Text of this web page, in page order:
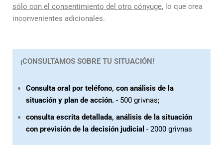
sólo con el consentimiento del otro cónyuge, lo que crea
inconvenientes adicionales.
¡CONSULTAMOS SOBRE TU SITUACIÓN!
Consulta oral por teléfono, con análisis de la
situación y plan de acción. - 500 grivnas;
consulta escrita detallada, análisis de la situación
con previsión de la decisión judicial - 2000 grivnas